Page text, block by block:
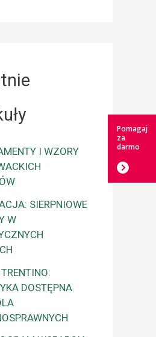
I WZORY
SIERPNIOWE
W
DOSTĘPNA
Pomagaj
za
darmo